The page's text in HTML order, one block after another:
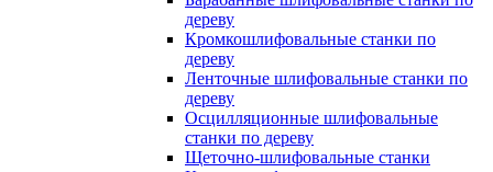
дереву
Кромкошлифовальные станки по
дереву
Ленточные шлифовальные станки по
дереву
Осцилляционные шлифовальные
станки по дереву
Щеточно-шлифовальные станки